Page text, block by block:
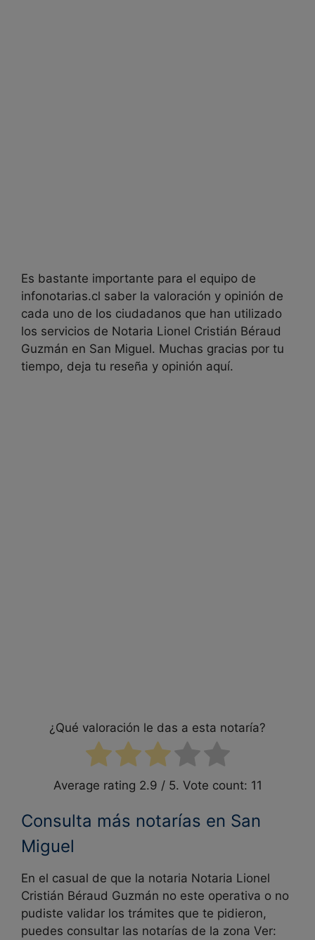
Es bastante importante para el equipo de
infonotarias.cl saber la valoración y opinión de
cada uno de los ciudadanos que han utilizado
los servicios de Notaria Lionel Cristián Béraud
Guzmán en San Miguel. Muchas gracias por tu
tiempo, deja tu reseña y opinión aquí.
¿Qué valoración le das a esta notaría?
Average rating 2.9 / 5. Vote count: 11
Consulta más notarías en San
Miguel
En el casual de que la notaria Notaria Lionel
Cristián Béraud Guzmán no este operativa o no
pudiste validar los trámites que te pidieron,
puedes consultar las notarías de la zona Ver: